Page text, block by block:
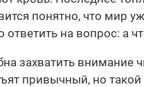
понятно, что
на вопрос: а
захватить внимание
привычный, но